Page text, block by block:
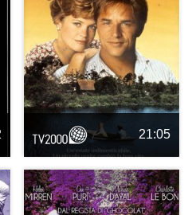
21:05